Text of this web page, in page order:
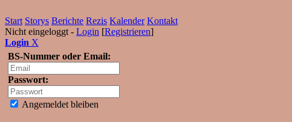
Start Storys Berichte Rezis Kalender Kontakt
Nicht eingeloggt - Login [Registrieren]
Login X
BS-Nummer oder Email:
Passwort:
Angemeldet bleiben